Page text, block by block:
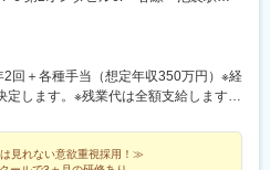
京23区を中心とした全国各地のITプロ
考慮します。※転居を伴う転勤はあり
クトによって異なります。
回＋各種手当（想定年収350万円）※経
します。※残業代は全額支給します。
。
見れない意欲重視採用！≫